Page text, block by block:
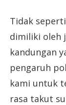
Tidak
dimiliki oleh
kandungan
pengaruh
kami untuk
rasa takut